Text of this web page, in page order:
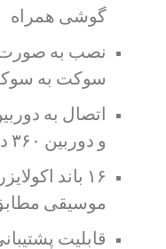
گوشی همراه
نصب به صورت
سوکت به
اتصال به
و دوربین ۳۶۰ درجه
۱۶ باند
موسیقی
قابلیت